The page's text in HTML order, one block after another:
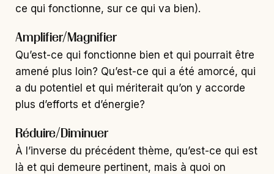
ce qui fonctionne, sur ce qui va bien).
Amplifier/Magnifier
Qu’est-ce qui fonctionne bien et qui pourrait être
amené plus loin? Qu’est-ce qui a été amorcé, qui
a du potentiel et qui mériterait qu’on y accorde
plus d’efforts et d’énergie?
Réduire/Diminuer
À l’inverse du précédent thème, qu’est-ce qui est
là et qui demeure pertinent, mais à quoi on